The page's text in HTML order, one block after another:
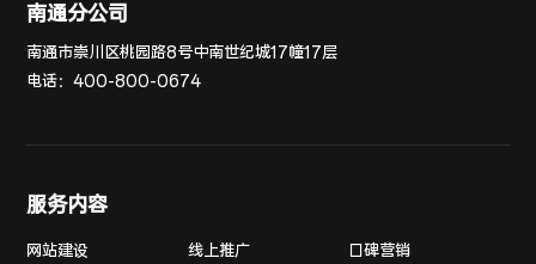
南通分公司
南通市崇川区桃园路8号中南世纪城17幢17层
电话：400-800-0674
服务内容
网站建设 线上推广 口碑营销